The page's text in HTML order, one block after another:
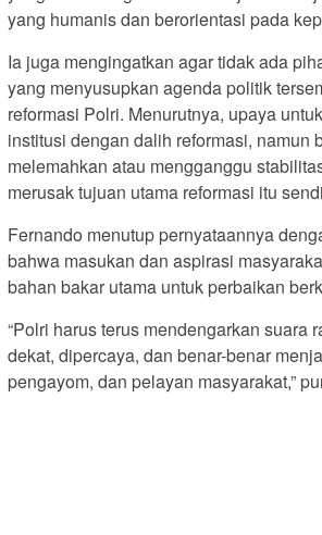
yang humanis dan berorientasi pada
Ia juga mengingatkan agar tidak ada
yang menyusupkan agenda politik
reformasi Polri. Menurutnya, upaya
institusi dengan dalih reformasi, namun
melemahkan atau mengganggu
merusak tujuan utama reformasi itu
Fernando menutup pernyataannya
bahwa masukan dan aspirasi
bahan bakar utama untuk perbaikan
“Polri harus terus mendengarkan suara
dekat, dipercaya, dan benar-benar
pengayom, dan pelayan masyarakat,”